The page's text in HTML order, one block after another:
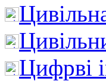
Цифрві